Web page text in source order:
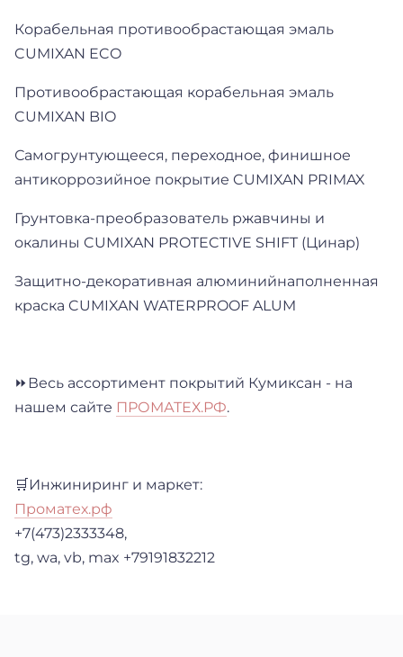
Корабельная противообрастающая эмаль
CUMIXAN ECO
Противообрастающая корабельная эмаль
CUMIXAN BIO
Самогрунтующееся, переходное, финишное
антикоррозийное покрытие CUMIXAN PRIMAX
Грунтовка-преобразователь ржавчины и
окалины CUMIXAN PROTECTIVE SHIFT (Цинар)
Защитно-декоративная алюминийнаполненная
краска CUMIXAN WATERPROOF ALUM
⏩Весь ассортимент покрытий Кумиксан - на
нашем сайте ПРОМАТЕХ.РФ.
🛒Инжиниринг и маркет:
Проматех.рф
+7(473)2333348,
tg, wa, vb, max +79191832212